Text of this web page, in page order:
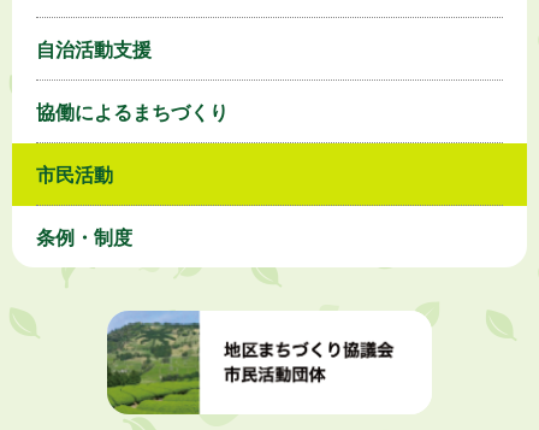
自治活動支援
協働によるまちづくり
市民活動
条例・制度